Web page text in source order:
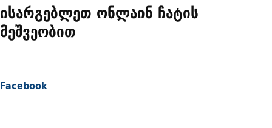
ისარგებლეთ ონლაინ ჩატის
მეშვეობით
Facebook